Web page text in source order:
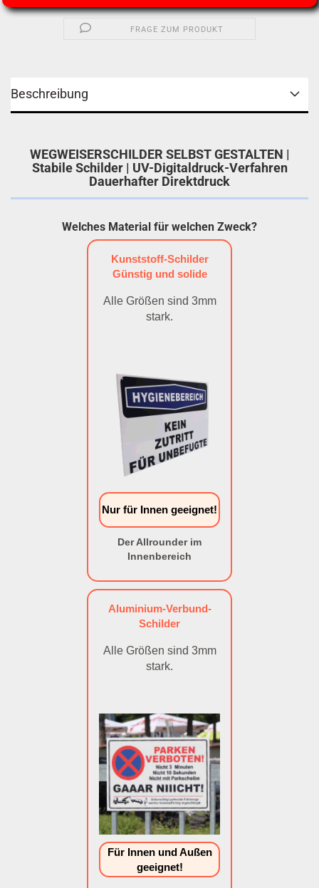
FRAGE ZUM PRODUKT
Beschreibung
WEGWEISERSCHILDER SELBST GESTALTEN |
Stabile Schilder | UV-Digitaldruck-Verfahren
Dauerhafter Direktdruck
Welches Material für welchen Zweck?
Kunststoff-Schilder
Günstig und solide
Alle Größen sind 3mm
stark.
Nur für Innen geeignet!
Der Allrounder im
Innenbereich
Aluminium-Verbund-
Schilder
Alle Größen sind 3mm
stark.
Für Innen und Außen
geeignet!